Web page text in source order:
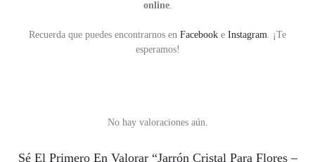
online.
Recuerda que puedes encontrarnos en Facebook e Instagram. ¡Te
esperamos!
No hay valoraciones aún.
Sé El Primero En Valorar “Jarrón Cristal Para Flores –